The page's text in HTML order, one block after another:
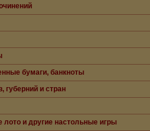
бумаги, банкноты
губерний и стран
и другие настольные игры